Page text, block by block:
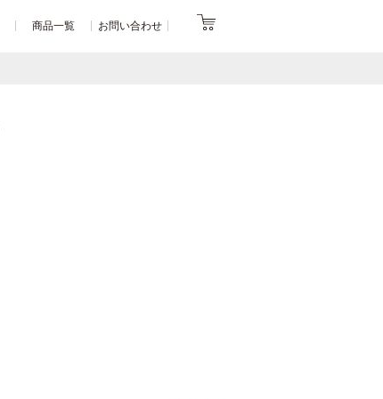
商品一覧 お問い合わせ